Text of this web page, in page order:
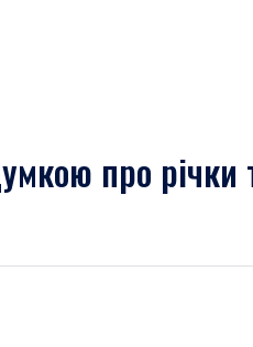
про річки